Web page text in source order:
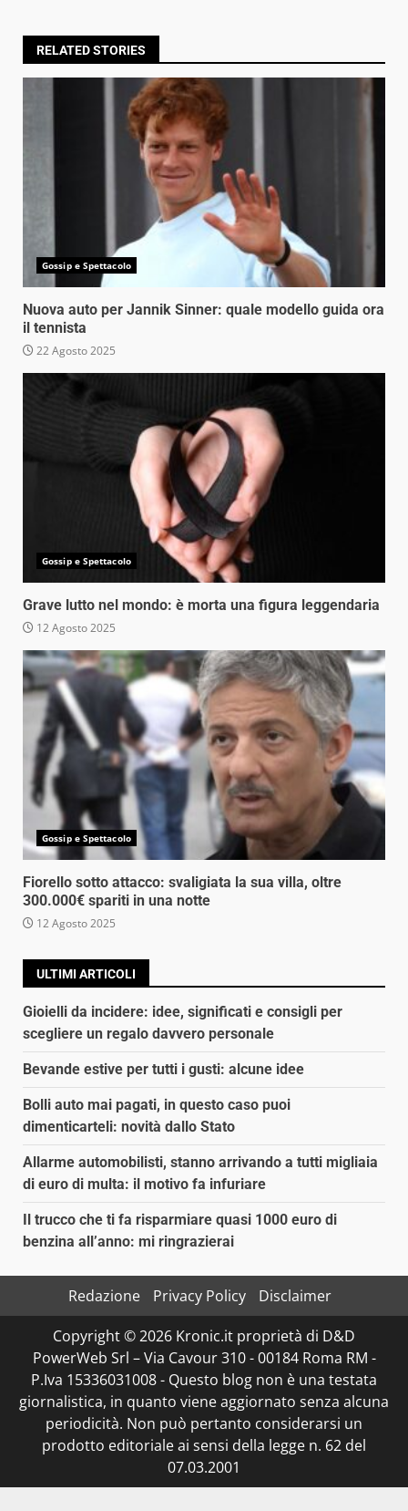
RELATED STORIES
Gossip e Spettacolo
Nuova auto per Jannik Sinner: quale modello guida ora
il tennista
22 Agosto 2025
Gossip e Spettacolo
Grave lutto nel mondo: è morta una figura leggendaria
12 Agosto 2025
Gossip e Spettacolo
Fiorello sotto attacco: svaligiata la sua villa, oltre
300.000€ spariti in una notte
12 Agosto 2025
ULTIMI ARTICOLI
Gioielli da incidere: idee, significati e consigli per
scegliere un regalo davvero personale
Bevande estive per tutti i gusti: alcune idee
Bolli auto mai pagati, in questo caso puoi
dimenticarteli: novità dallo Stato
Allarme automobilisti, stanno arrivando a tutti migliaia
di euro di multa: il motivo fa infuriare
Il trucco che ti fa risparmiare quasi 1000 euro di
benzina all’anno: mi ringrazierai
Redazione Privacy Policy
Disclaimer
Copyright © 2026 Kronic.it proprietà di D&D
PowerWeb Srl – Via Cavour 310 - 00184 Roma RM -
P.Iva 15336031008 - Questo blog non è una testata
giornalistica, in quanto viene aggiornato senza alcuna
periodicità. Non può pertanto considerarsi un
prodotto editoriale ai sensi della legge n. 62 del
07.03.2001